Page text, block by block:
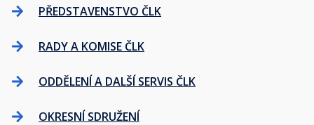
PŘEDSTAVENSTVO ČLK
RADY A KOMISE ČLK
ODDĚLENÍ A DALŠÍ SERVIS ČLK
OKRESNÍ SDRUŽENÍ